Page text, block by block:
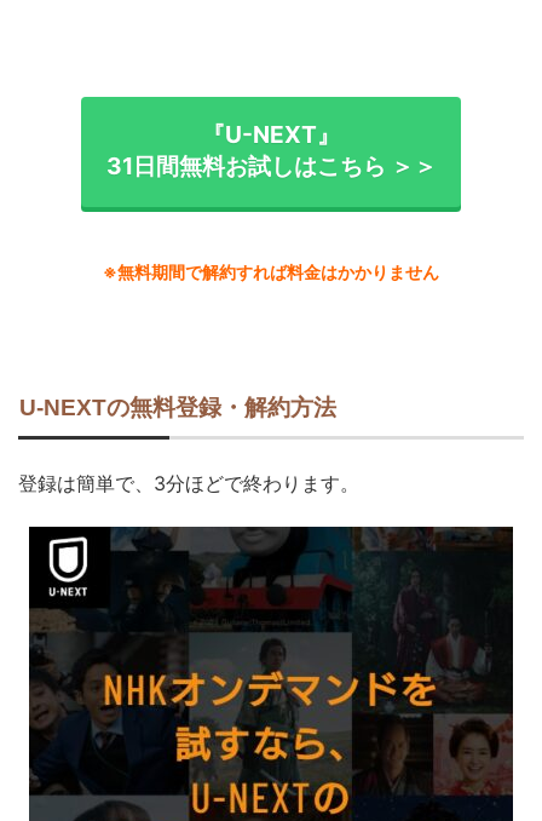
『U-NEXT』
31日間無料お試しはこちら ＞＞
※無料期間で解約すれば料金はかかりません
U-NEXTの無料登録・解約方法
登録は簡単で、3分ほどで終わります。